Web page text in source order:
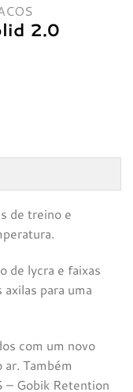
2.0
de treino e
de lycra e faixas
para uma
com um novo
Também
– Gobik Retention